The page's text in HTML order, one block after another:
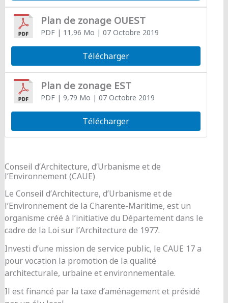
Plan de zonage OUEST
PDF| 11,96 Mo | 07 Octobre 2019
Télécharger
Plan de zonage EST
PDF| 9,79 Mo | 07 Octobre 2019
Télécharger
Conseil d’Architecture, d’Urbanisme et de
l’Environnement (CAUE)
Le Conseil d’Architecture, d’Urbanisme et de
l’Environnement de la Charente-Maritime, est un
organisme créé à l’initiative du Département dans le
cadre de la Loi sur l’Architecture de 1977.
Investi d’une mission de service public, le CAUE 17 a
pour vocation la promotion de la qualité
architecturale, urbaine et environnementale.
Il est financé par la taxe d’aménagement et présidé